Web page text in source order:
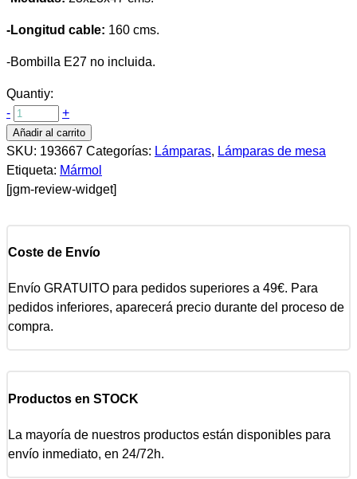
-Longitud cable: 160 cms.
-Bombilla E27 no incluida.
Quantiy:
-
+
Añadir al carrito
SKU: 193667 Categorías: Lámparas, Lámparas de mesa
Etiqueta: Mármol
[jgm-review-widget]
Coste de Envío
Envío GRATUITO para pedidos superiores a 49€. Para
pedidos inferiores, aparecerá precio durante del proceso de
compra.
Productos en STOCK
La mayoría de nuestros productos están disponibles para
envío inmediato, en 24/72h.